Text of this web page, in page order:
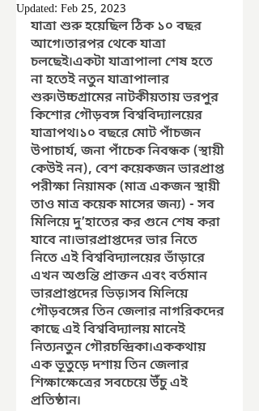
Updated: Feb 25, 2023
যাত্রা শুরু হয়েছিল ঠিক ১০ বছর
আগে৷তারপর থেকে যাত্রা
চলছেই৷একটা যাত্রাপালা শেষ হতে
না হতেই নতুন যাত্রাপালার
শুরু৷উচ্চগ্রামের নাটকীয়তায় ভরপুর
কিশোর গৌড়বঙ্গ বিশ্ববিদ্যালয়ের
যাত্রাপথ৷১০ বছরে মোট পাঁচজন
উপাচার্য, জনা পাঁচেক নিবন্ধক (স্থায়ী
কেউই নন), বেশ কয়েকজন ভারপ্রাপ্ত
পরীক্ষা নিয়ামক (মাত্র একজন স্থায়ী
তাও মাত্র কয়েক মাসের জন্য) - সব
মিলিয়ে দু’হাতের কর গুনে শেষ করা
যাবে না৷ভারপ্রাপ্তদের ভার নিতে
নিতে এই বিশ্ববিদ্যালয়ের ভাঁড়ারে
এখন অগুন্তি প্রাক্তন এবং বর্তমান
ভারপ্রাপ্তদের ভিড়৷সব মিলিয়ে
গৌড়বঙ্গের তিন জেলার নাগরিকদের
কাছে এই বিশ্ববিদ্যালয় মানেই
নিত্যনতুন গৌরচন্দ্রিকা৷এককথায়
এক ভূতুড়ে দশায় তিন জেলার
শিক্ষাক্ষেত্রের সবচেয়ে উঁচু এই
প্রতিষ্ঠান৷